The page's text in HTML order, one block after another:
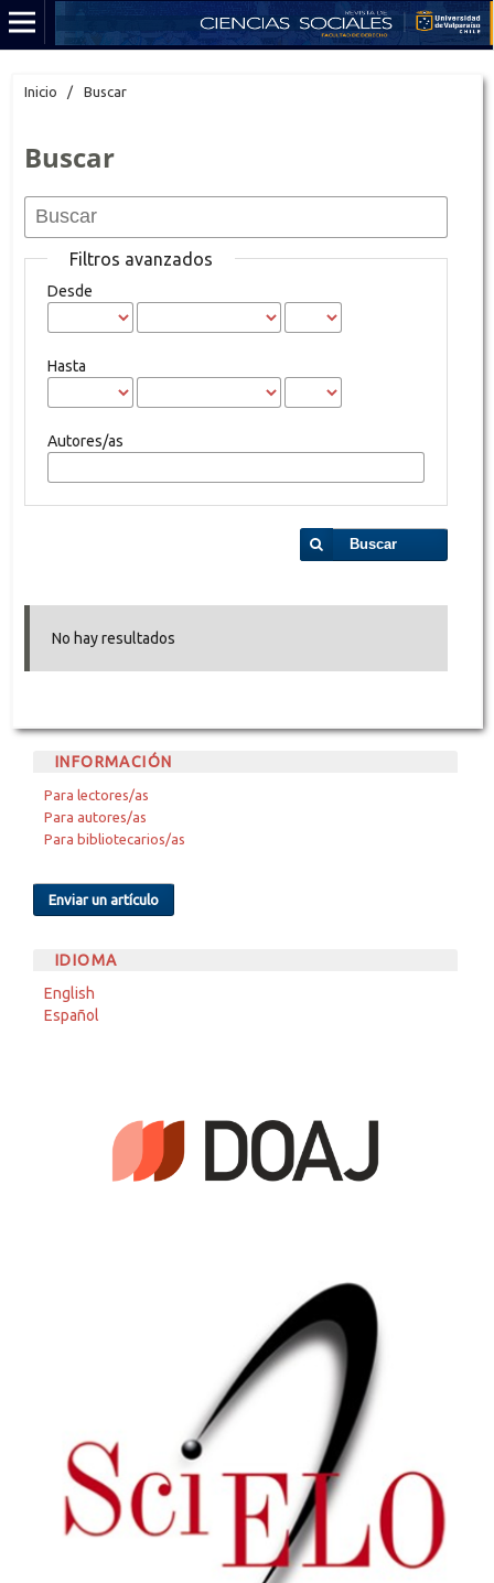
Inicio / Buscar
Buscar
Filtros avanzados
Desde
Hasta
Autores/as
Buscar
No hay resultados
INFORMACIÓN
Para lectores/as
Para autores/as
Para bibliotecarios/as
Enviar un artículo
IDIOMA
English
Español